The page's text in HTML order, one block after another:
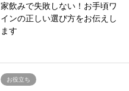
家飲みで失敗しない！お手頃ワ
インの正しい選び方をお伝えし
ます
お役立ち